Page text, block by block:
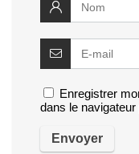
Enregistrer
dans le